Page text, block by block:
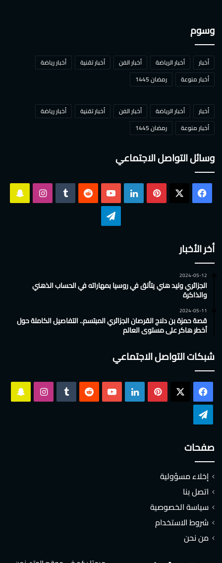
وسوم
أخبار أخبار الرياضة أخبار الفن أخبار تقنية
أخبار رياضة
أخبار منوعة
رمضان 1445
أخبار أخبار الرياضة أخبار الفن أخبار تقنية
أخبار رياضة
أخبار منوعة
رمضان 1445
وسائل التواصل الاجتماعي
فيسبوك بينتيريست لينكدإن ‫YouTube انستقرام
أخر الأخبار
2024-05-12
الجزائري وليد هني يتألق في روسيا بمهاراته في الحساب الذهني
والذاكرة
2024-05-11
قصة حمزة بن دلاج القرصان الجزائري المبتسم.. التفاصيل الكاملة حول
أخطر هاكر على مستوى العالم
شبكات التواصل الاجتماعي
فيسبوك بينتيريست لينكدإن ‫YouTube انستقرام
صفحات
إخلاء مسؤولية
اتصل بنا
سياسة الخصوصية
شروط الاستخدام
من نحن